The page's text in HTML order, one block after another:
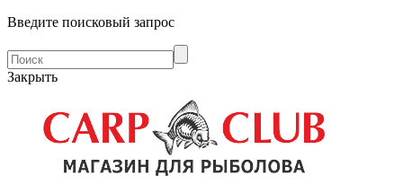
Введите поисковый запрос
Закрыть